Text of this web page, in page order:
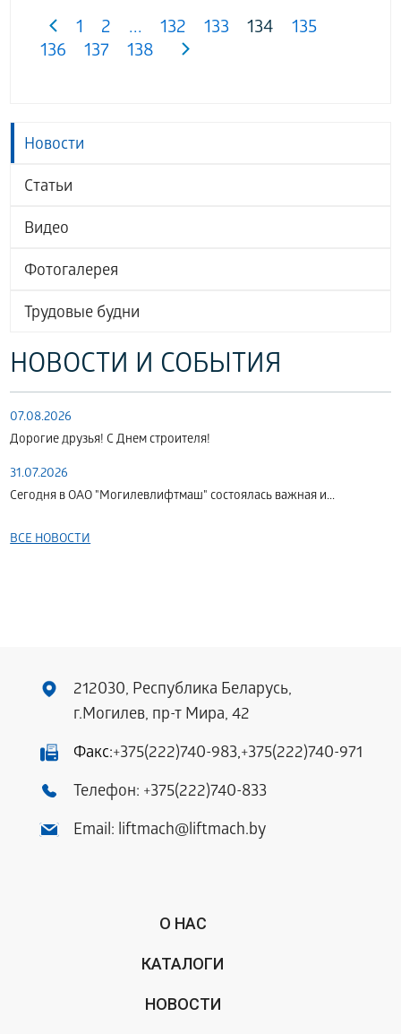
Новости
Статьи
Видео
Фотогалерея
Трудовые будни
НОВОСТИ И СОБЫТИЯ
07.08.2026
Дорогие друзья! С Днем строителя!
31.07.2026
Сегодня в ОАО "Могилевлифтмаш" состоялась важная и...
ВСЕ НОВОСТИ
1 2 ... 132 133 134
135
136
137 138
212030, Республика Беларусь,
г.Могилев, пр-т Мира, 42
Факс:+375(222)740-983,+375(222)740-971
Телефон: +375(222)740-833
Email: liftmach@liftmach.by
О НАС
КАТАЛОГИ
НОВОСТИ